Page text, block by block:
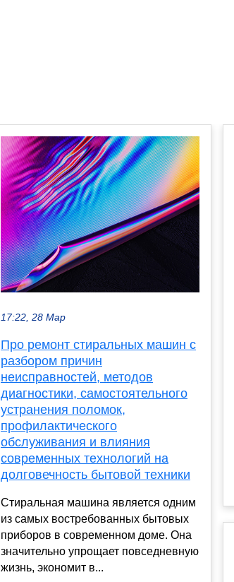
17:22, 28 Мар
Про ремонт стиральных машин с
разбором причин
неисправностей, методов
диагностики, самостоятельного
устранения поломок,
профилактического
обслуживания и влияния
современных технологий на
долговечность бытовой техники
Стиральная машина является одним
из самых востребованных бытовых
приборов в современном доме. Она
значительно упрощает повседневную
жизнь, экономит в...